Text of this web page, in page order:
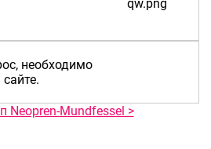
необходимо
сайте.
Neopren-Mundfessel >